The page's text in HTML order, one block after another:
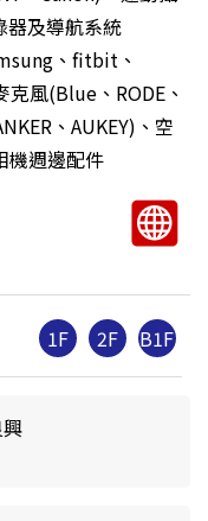
器及導航系統
、fitbit、
風(Blue、RODE、
、AUKEY)、空
機週邊配件
1F 2F B1F